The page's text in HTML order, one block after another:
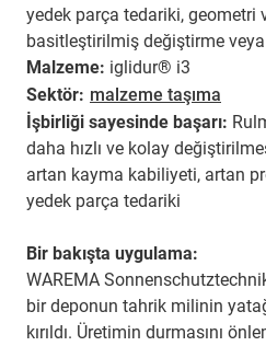
yedek parça tedariki, geometri
basitleştirilmiş değiştirme
Malzeme: iglidur® i3
Sektör: malzeme taşıma
İşbirliği sayesinde başarı:
daha hızlı ve kolay
artan kayma kabiliyeti, artan
yedek parça tedariki
Bir bakışta uygulama:
WAREMA
bir deponun tahrik milinin
kırıldı. Üretimin durmasını